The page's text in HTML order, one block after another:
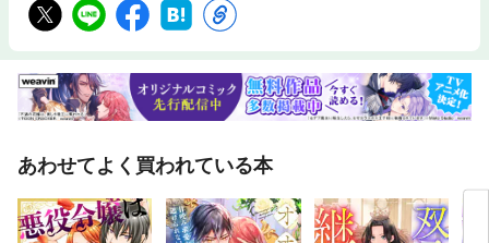
あわせてよく買われている本